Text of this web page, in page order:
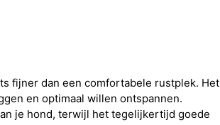
fijner dan een comfortabele rustplek. Het
en optimaal willen ontspannen.
je hond, terwijl het tegelijkertijd goede